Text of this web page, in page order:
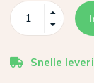
Snelle